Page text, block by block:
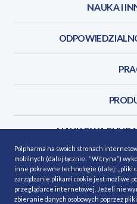
NAUKA I
NAUKOWA
Polpharma na swoich stronach
mobilnych (dalej łącznie: ” Witryna”)
inne pokrewne technologie (dalej: „pliki
zarządzanie plikami cookie jest możliwe
przeglądarce internetowej. Jeżeli nie
zbieranie danych osobowych poprzez